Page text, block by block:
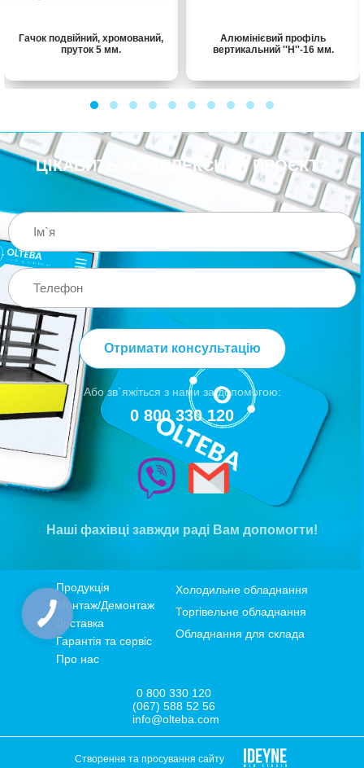
Гачок подвійний, хромований,
пруток 5 мм.
Алюмінієвий профіль
вертикальний ''Н''-16 мм.
ЦІКАВИТЬ КОМПЛЕКСНИЙ ПРОЄКТ?
Отримати консультацію
Або зв`яжіться з нами за допомогою:
0 800 330 120
Наші фахівці завжди раді Вам допомогти!
Продукція
Монтаж/Демонтаж
Доставка
Гарантія та сервіс
Про нас
Холодильне обладнання
Торгівельне обладнання
Обладнання для склада
0 800 330 120
(067) 588 52 56
info@olteba.com
Створення та просування сайту